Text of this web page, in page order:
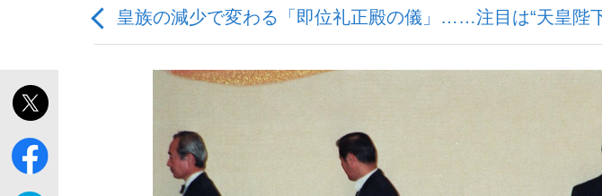
皇族の減少で変わる「即位礼正殿の儀」……注目は“天皇陛